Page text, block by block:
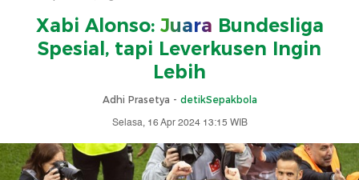
Xabi Alonso: Juara Bundesliga
Spesial, tapi Leverkusen Ingin
Lebih
Adhi Prasetya - detikSepakbola
Selasa, 16 Apr 2024 13:15 WIB